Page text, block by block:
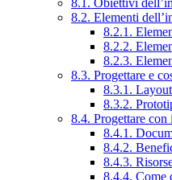
8.2. Elementi
8.2.1.
8.2.2.
8.2.3.
8.3. Progettare e
8.3.1.
8.3.2.
8.4. Progettare con
8.4.1.
8.4.2.
8.4.3.
8.4.4. Come